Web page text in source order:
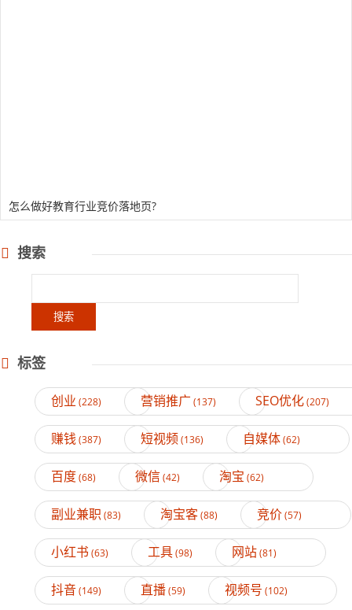
怎么做好教育行业竞价落地页?
搜索
标签
创业 (228) 营销推广 (137) SEO优化(207)
赚钱(387) 短视频(136) 自媒体(62)
百度(68) 微信(42) 淘宝 (62)
副业兼职 (83) 淘宝客(88) 竞价(57)
小红书 (63) 工具(98) 网站(81)
抖音(149) 直播(59) 视频号 (102)